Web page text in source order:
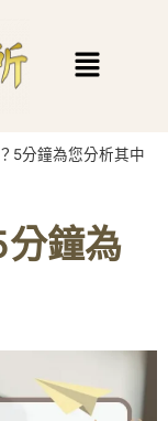
5分鐘為您分析其中
鐘為